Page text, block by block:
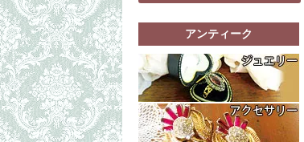
アンティーク